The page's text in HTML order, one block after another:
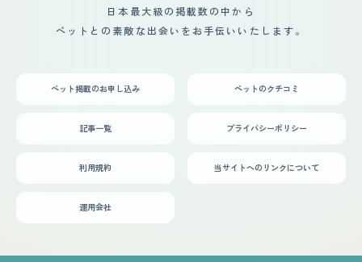
日本最大級の掲載数の中から
ペットとの素敵な出会いをお手伝いいたします。
ペット掲載のお申し込み ペットのクチコミ
記事一覧 プライバシーポリシー
利用規約 当サイトへのリンクについて
運用会社